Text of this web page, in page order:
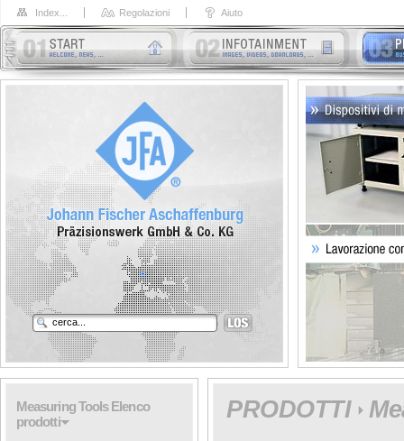
Index... Regolazioni Aiuto
Measuring ToolsElenco
prodotti
PRODOTTI